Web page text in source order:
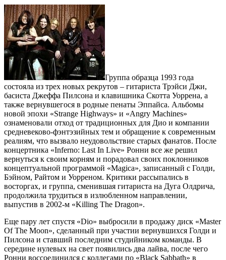
Группа образца 1993 года
состояла из трех новых рекрутов – гитариста Трэйси Джи,
басиста Джеффа Пилсона и клавишника Скотта Уоррена, а
также вернувшегося в родные пенаты Эппайса. Альбомы
новой эпохи «Strange Highways» и «Angry Machines»
ознаменовали отход от традиционных для Дио и компании
средневеково-фэнтэзийных тем и обращение к современным
реалиям, что вызвало неудовольствие старых фанатов. После
концертника «Inferno: Last In Live» Ронни все же решил
вернуться к своим корням и порадовал своих поклонников
концептуальной программой «Magica», записанный с Голди,
Бэйном, Райтом и Уорреном. Критики рассыпались в
восторгах, и группа, сменившая гитариста на Дуга Олдрича,
продолжила трудиться в излюбленном направлении,
выпустив в 2002-м «Killing The Dragon».
Еще пару лет спустя «Dio» выбросили в продажу диск «Master
Of The Moon», сделанный при участии вернувшихся Голди и
Пилсона и ставший последним студийником команды. В
середине нулевых на свет появились два лайва, после чего
Ронни воссоединился с коллегами по «Black Sabbath» в